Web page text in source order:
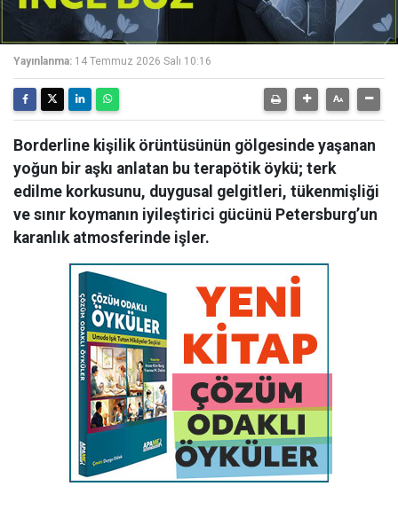
Yayınlanma: 14 Temmuz 2026 Salı 10:16
Borderline kişilik örüntüsünün gölgesinde yaşanan
yoğun bir aşkı anlatan bu terapötik öykü; terk
edilme korkusunu, duygusal gelgitleri, tükenmişliği
ve sınır koymanın iyileştirici gücünü Petersburg’un
karanlık atmosferinde işler.